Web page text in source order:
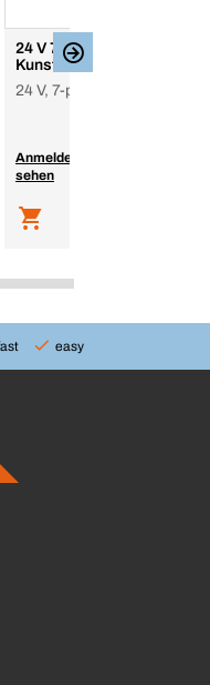
24 V 7P S-Spiralkabel
Kunststoff
24 V, 7-pin
Anmelden, um Preise zu
sehen
easy